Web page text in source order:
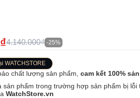
4.140.000₫ -25%
WATCHSTORE
chất lượng sản phẩm, cam kết 100%
phẩm trong trường hợp sản phẩm bị lỗi
WatchStore.vn